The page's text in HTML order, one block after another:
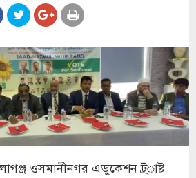
ওসমানীনগর এডুকেশন ট্র্াষ্ট